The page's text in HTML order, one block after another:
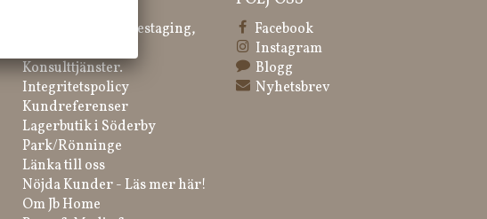
Inredning & Homestaging,
Konsulttjänster.
Integritetspolicy
Kundreferenser
Lagerbutik i Söderby
Park/Rönninge
Länka till oss
Nöjda Kunder - Läs mer här!
Om Jb Home
Facebook
Instagram
Blogg
Nyhetsbrev